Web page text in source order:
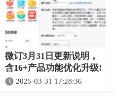
微订3月31日更新说明，
含16+产品功能优化升级!
2025-03-31 17:28:36